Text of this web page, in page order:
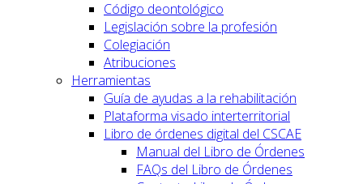
Código deontológico
Legislación sobre la profesión
Colegiación
Atribuciones
Herramientas
Guía de ayudas a la rehabilitación
Plataforma visado interterritorial
Libro de órdenes digital del CSCAE
Manual del Libro de Órdenes
FAQs del Libro de Órdenes